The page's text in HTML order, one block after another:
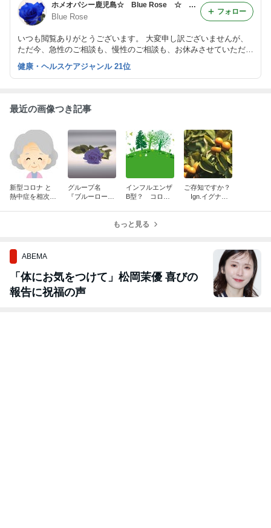
ホメオパシー鹿児島☆ Blue Rose ☆ Homeopathy in Kagoshima ☆
Blue Rose
いつも閲覧ありがとうございます。 大変申し訳ございませんが、
ただ今、急性のご相談も、慢性のご相談も、お休みさせていただい
ております。 ご相談をご希望の方は、お休みに伴うお知らせ の
記事をご覧ください。
フォロー
健康・ヘルスケアジャンル 21位
最近の画像つき記事
新型コロナ と
熱中症を相次い
グループ名
『ブルーロー
インフルエンザ
B型？ コロ
状
ご存知ですか？
Ign.イグナシ
もっと見る
ABEMA
「体にお気をつけて」松岡茉優 喜びの
報告に祝福の声